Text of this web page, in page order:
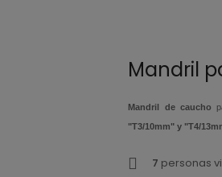
Mandril
Mandril de caucho
"T3/10mm" y "T4/
7 personas